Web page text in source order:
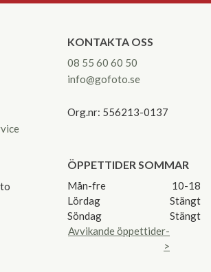
KONTAKTA OSS
08 55 60 60 50
info@gofoto.se
Org.nr: 556213-0137
ÖPPETTIDER SOMMAR
Mån-fre
10-18
Lördag
Stängt
Söndag
Stängt
Avvikande öppettider-
>